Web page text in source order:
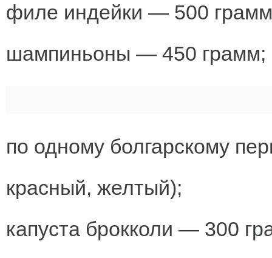
филе индейки — 500
шампиньоны — 450 грамм;
по одному болгарскому
красный, желтый);
капуста брокколи — 300